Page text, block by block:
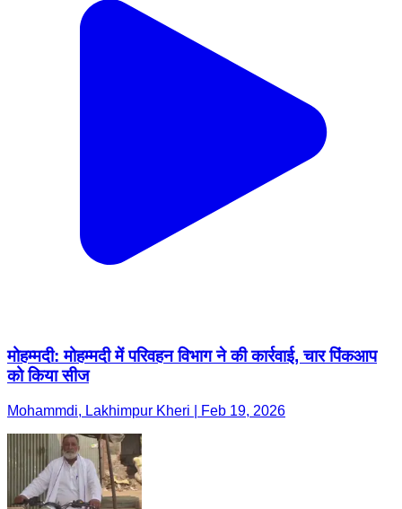
मोहम्मदी: मोहम्मदी में परिवहन विभाग ने की कार्रवाई, चार पिंकआप
को किया सीज
Mohammdi, Lakhimpur Kheri | Feb 19, 2026